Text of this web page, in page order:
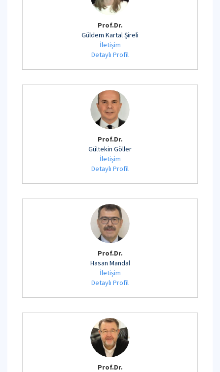
Prof.Dr.
Güldem Kartal Şireli
İletişim
Detaylı Profil
Prof.Dr.
Gültekin Göller
İletişim
Detaylı Profil
Prof.Dr.
Hasan Mandal
İletişim
Detaylı Profil
Prof.Dr.